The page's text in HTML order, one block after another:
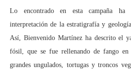
Lo encontrado en esta campaña
interpretación de la estratigrafía y
Así, Bienvenido Martínez ha descrito el
fósil, que se fue rellenando de fango en
grandes ungulados, tortugas y troncos